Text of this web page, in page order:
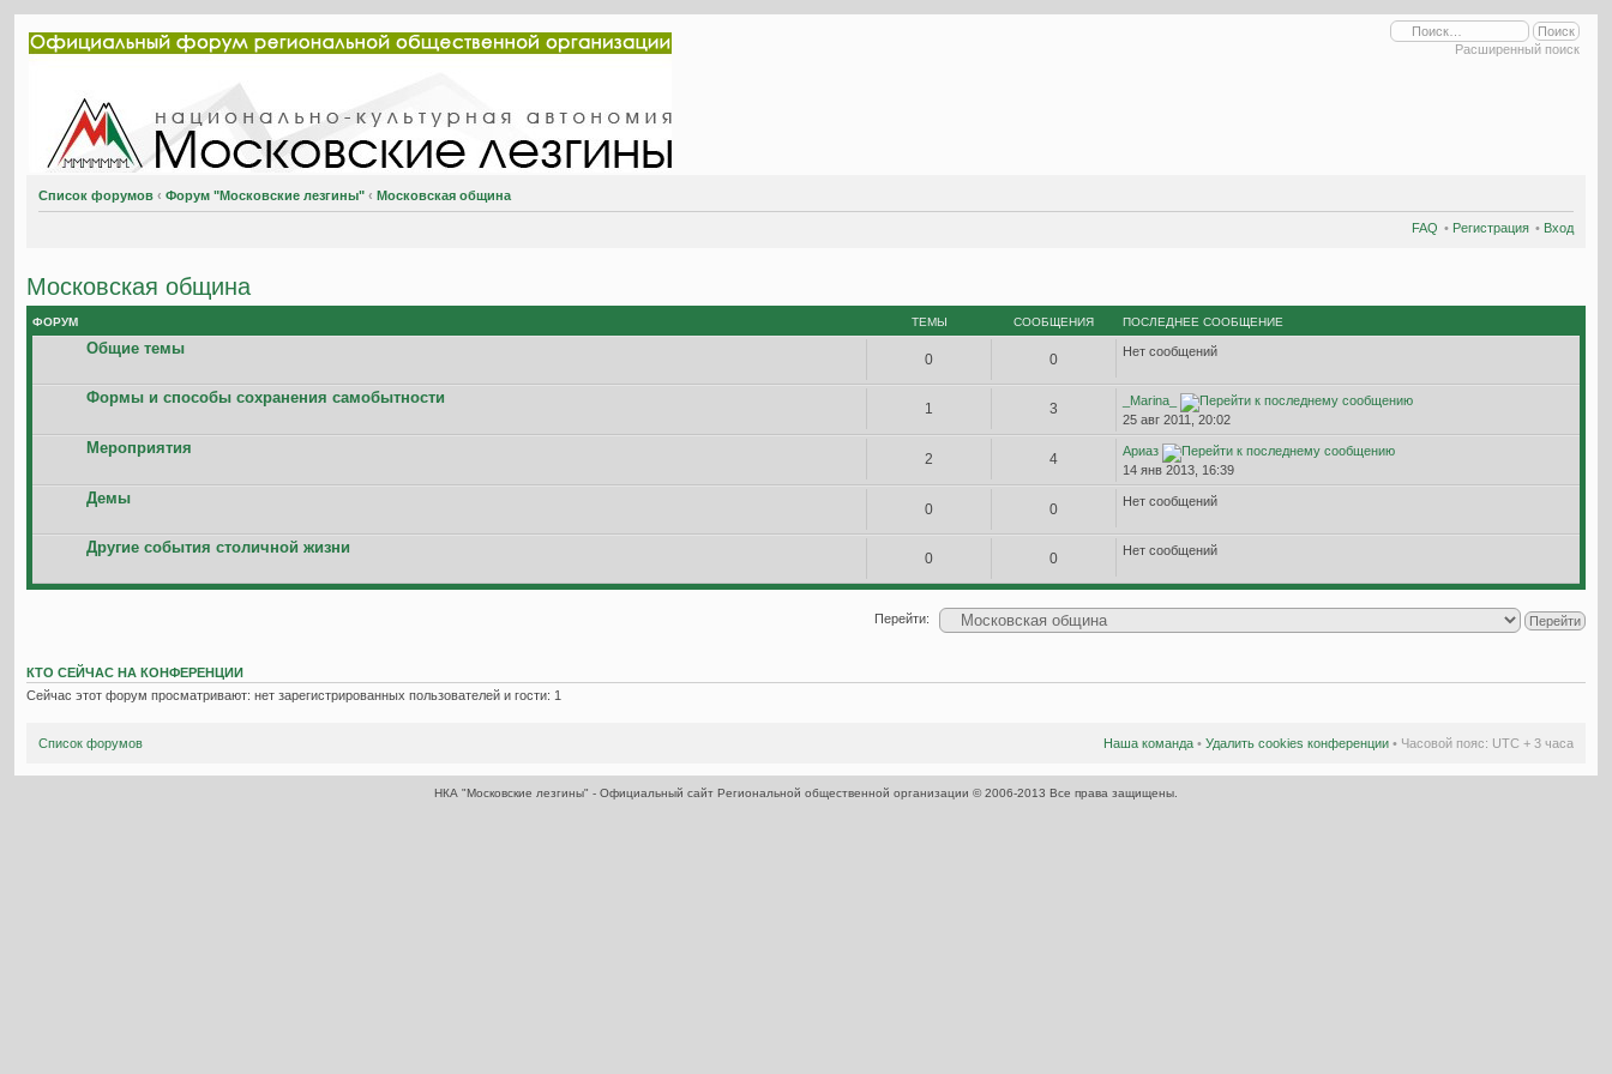
Расширенный поиск
Список форумов ‹ Форум "Московские лезгины" ‹ Московская община
FAQ • Регистрация • Вход
Московская община
ФОРУМ ТЕМЫ СООБЩЕНИЯ ПОСЛЕДНЕЕ СООБЩЕНИЕ
Общие темы
0 0 Нет сообщений
Формы и способы сохранения самобытности
1 3
_Marina_
25 авг 2011, 20:02
Мероприятия
2 4
Ариаз
14 янв 2013, 16:39
Демы
0 0 Нет сообщений
Другие события столичной жизни
0 0 Нет сообщений
Перейти:
КТО СЕЙЧАС НА КОНФЕРЕНЦИИ
Сейчас этот форум просматривают: нет зарегистрированных пользователей и гости: 1
Список форумов Наша команда • Удалить cookies конференции • Часовой пояс: UTC + 3 часа
НКА "Московские лезгины" - Официальный сайт Региональной общественной организации © 2006-2013 Все права защищены.